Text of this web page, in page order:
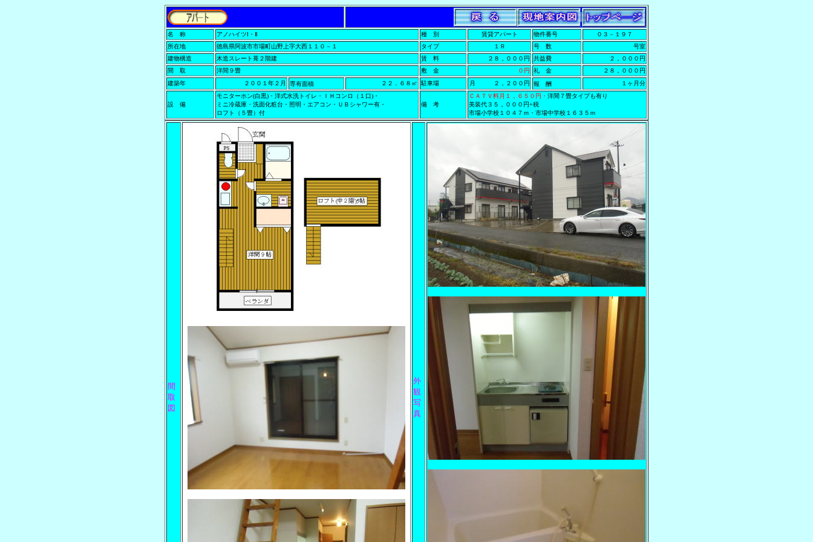
名 称 アノハイツⅠ・Ⅱ 種 別 賃貸アパート 物件番号
０３－１９７
所在地
徳島県阿波市市場町山野上字大西１１０－１ タイプ １Ｒ 号 数
号室
建物構造
木造スレート葺２階建 賃 料 ２８，０００円 共益費
２，０００円
間 取
洋間９畳 敷 金 ０円 礼 金
２８，０００円
建築年
２００１年２月 専有面積 ２２．６８㎡ 駐車場 月 ２，２００円 報 酬 １ヶ月分
設 備
モニターホン(白黒)・洋式水洗トイレ・ＩＨコンロ（１口)・
ミニ冷蔵庫・洗面化粧台・照明・エアコン・ＵＢシャワー有・
ロフト（５畳）付
備 考
ＣＡＴＶ料月１，６５０円・ 洋間７畳タイプも有り
美装代３５，０００円+税
市場小学校１０４７ｍ・市場中学校１６３５ｍ
間
取
図
外
観
写
真